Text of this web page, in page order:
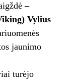
–
Vylius
jaunimo
turėjo